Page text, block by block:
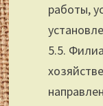
работы,
5.5.